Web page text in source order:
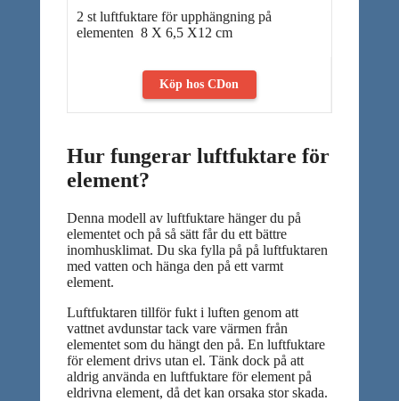
2 st luftfuktare för upphängning på
elementen 8 X 6,5 X12 cm
Köp hos CDon
Hur fungerar luftfuktare för
element?
Denna modell av luftfuktare hänger du på
elementet och på så sätt får du ett bättre
inomhusklimat. Du ska fylla på på luftfuktaren
med vatten och hänga den på ett varmt
element.
Luftfuktaren tillför fukt i luften genom att
vattnet avdunstar tack vare värmen från
elementet som du hängt den på. En luftfuktare
för element drivs utan el. Tänk dock på att
aldrig använda en luftfuktare för element på
eldrivna element, då det kan orsaka stor skada.